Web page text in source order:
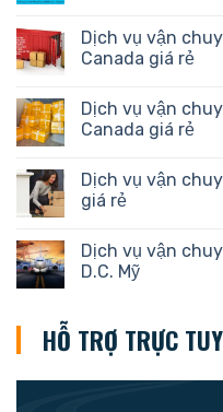
Dịch vụ vận
Canada giá rẻ
Dịch vụ vận
Canada giá rẻ
Dịch vụ vận
giá rẻ
Dịch vụ vận
D.C. Mỹ
HỖ TRỢ TRỰC